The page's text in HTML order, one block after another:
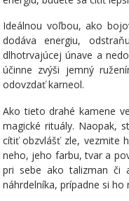
Ideálnou voľbou, ako
dodáva energiu,
dlhotrvajúcej únave a
účinne zvýši jemný
odovzdať karneol.
Ako tieto drahé kamene
magické rituály. Naopak,
cítiť obzvlášť zle, vezmite
neho, jeho farbu, tvar a
pri sebe ako talizman či
náhrdelníka, prípadne si